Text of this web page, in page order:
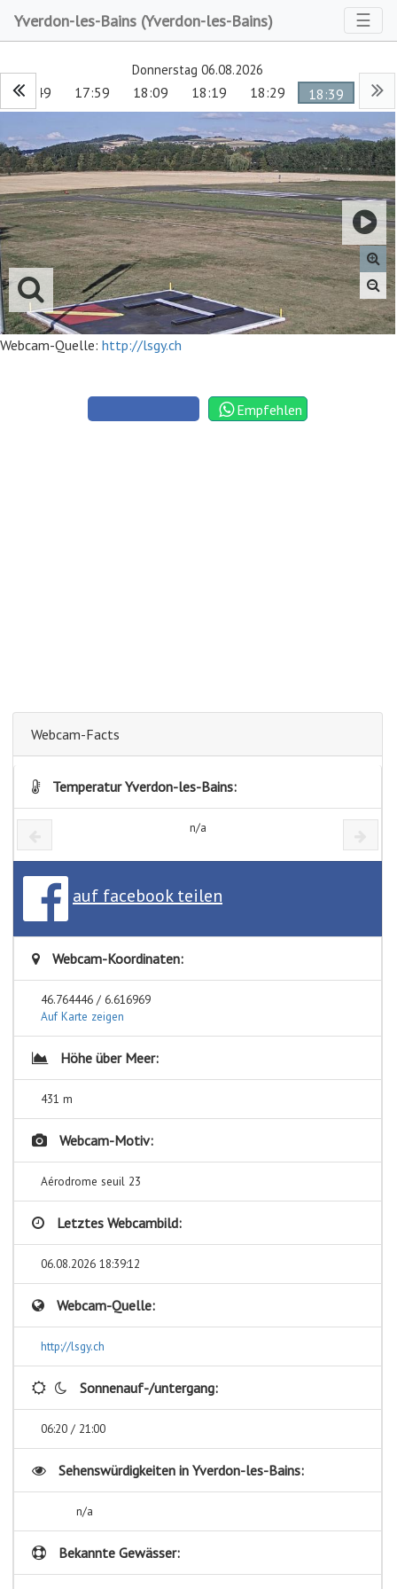
Yverdon-les-Bains (Yverdon-les-Bains) ☰
Donnerstag 06.08.2026
17:49 17:59 18:09 18:19 18:29 18:39
Webcam-Quelle: http://lsgy.ch
Empfehlen
Webcam-Facts
Temperatur Yverdon-les-Bains:
n/a
auf facebook teilen
Webcam-Koordinaten:
46.764446 / 6.616969
Auf Karte zeigen
Höhe über Meer:
431 m
Webcam-Motiv:
Aérodrome seuil 23
Letztes Webcambild:
06.08.2026 18:39:12
Webcam-Quelle:
http://lsgy.ch
Sonnenauf-/untergang:
06:20 / 21:00
Sehenswürdigkeiten in Yverdon-les-Bains:
n/a
Bekannte Gewässer: